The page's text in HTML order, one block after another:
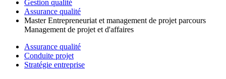
Gestion qualité
Assurance qualité
Master Entrepreneuriat et management de projet parcours
Management de projet et d'affaires
Assurance qualité
Conduite projet
Stratégie entreprise